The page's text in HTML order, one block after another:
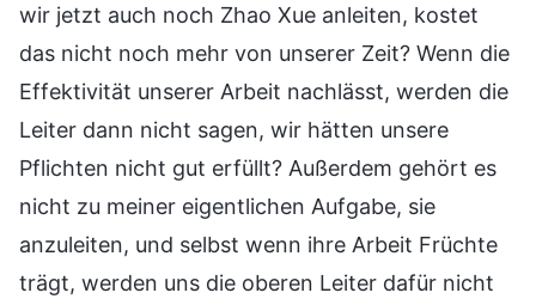
wir jetzt auch noch Zhao Xue anleiten, kostet
das nicht noch mehr von unserer Zeit? Wenn die
Effektivität unserer Arbeit nachlässt, werden die
Leiter dann nicht sagen, wir hätten unsere
Pflichten nicht gut erfüllt? Außerdem gehört es
nicht zu meiner eigentlichen Aufgabe, sie
anzuleiten, und selbst wenn ihre Arbeit Früchte
trägt, werden uns die oberen Leiter dafür nicht